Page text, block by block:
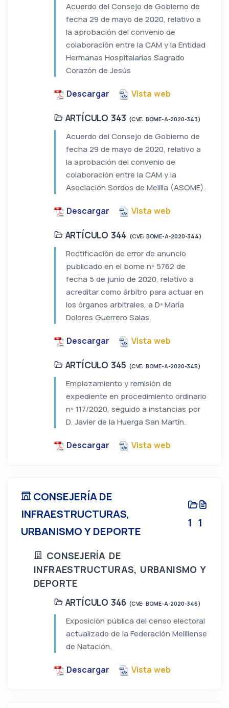
Acuerdo del Consejo de Gobierno de
fecha 29 de mayo de 2020, relativo a
la aprobación del convenio de
colaboración entre la CAM y la Entidad
Hermanas Hospitalarias Sagrado
Corazón de Jesús
Descargar Vista web
ARTÍCULO 343 (CVE: BOME-A-2020-343)
Acuerdo del Consejo de Gobierno de
fecha 29 de mayo de 2020, relativo a
la aprobación del convenio de
colaboración entre la CAM y la
Asociación Sordos de Melilla (ASOME).
Descargar Vista web
ARTÍCULO 344 (CVE: BOME-A-2020-344)
Rectificación de error de anuncio
publicado en el bome nº 5762 de
fecha 5 de junio de 2020, relativo a
acreditar como árbitro para actuar en
los órganos arbitrales, a Dª María
Dolores Guerrero Salas.
Descargar Vista web
ARTÍCULO 345 (CVE: BOME-A-2020-345)
Emplazamiento y remisión de
expediente en procedimiento ordinario
nº 117/2020, seguido a instancias por
D. Javier de la Huerga San Martín.
Descargar Vista web
CONSEJERÍA DE
INFRAESTRUCTURAS,
URBANISMO Y DEPORTE
1 1
CONSEJERÍA DE
INFRAESTRUCTURAS, URBANISMO Y
DEPORTE
ARTÍCULO 346 (CVE: BOME-A-2020-346)
Exposición pública del censo electoral
actualizado de la Federación Melillense
de Natación.
Descargar Vista web